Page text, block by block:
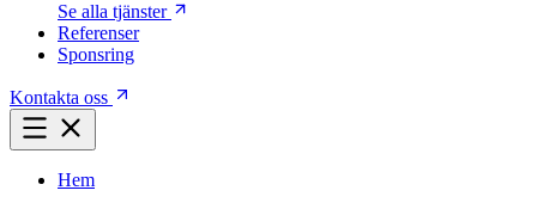
Se alla tjänster
Referenser
Sponsring
Kontakta oss
Hem